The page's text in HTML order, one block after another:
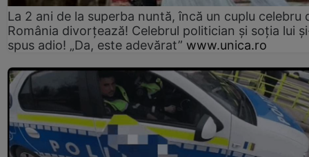
La 2 ani de la superba nuntă, încă un cuplu celebru
România divorțează! Celebrul politician și soția lui
spus adio! „Da, este adevărat” www.unica.ro